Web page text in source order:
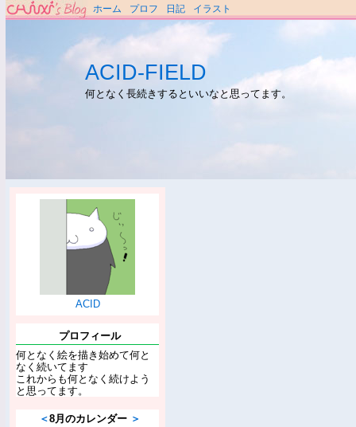
ホーム プロフ 日記 イラスト
ACID-FIELD
何となく長続きするといいなと思ってます。
ACID
プロフィール
何となく絵を描き始めて何と
なく続いてます
これからも何となく続けよう
と思ってます。
＜8月のカレンダー ＞